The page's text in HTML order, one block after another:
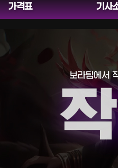
가격표 기사